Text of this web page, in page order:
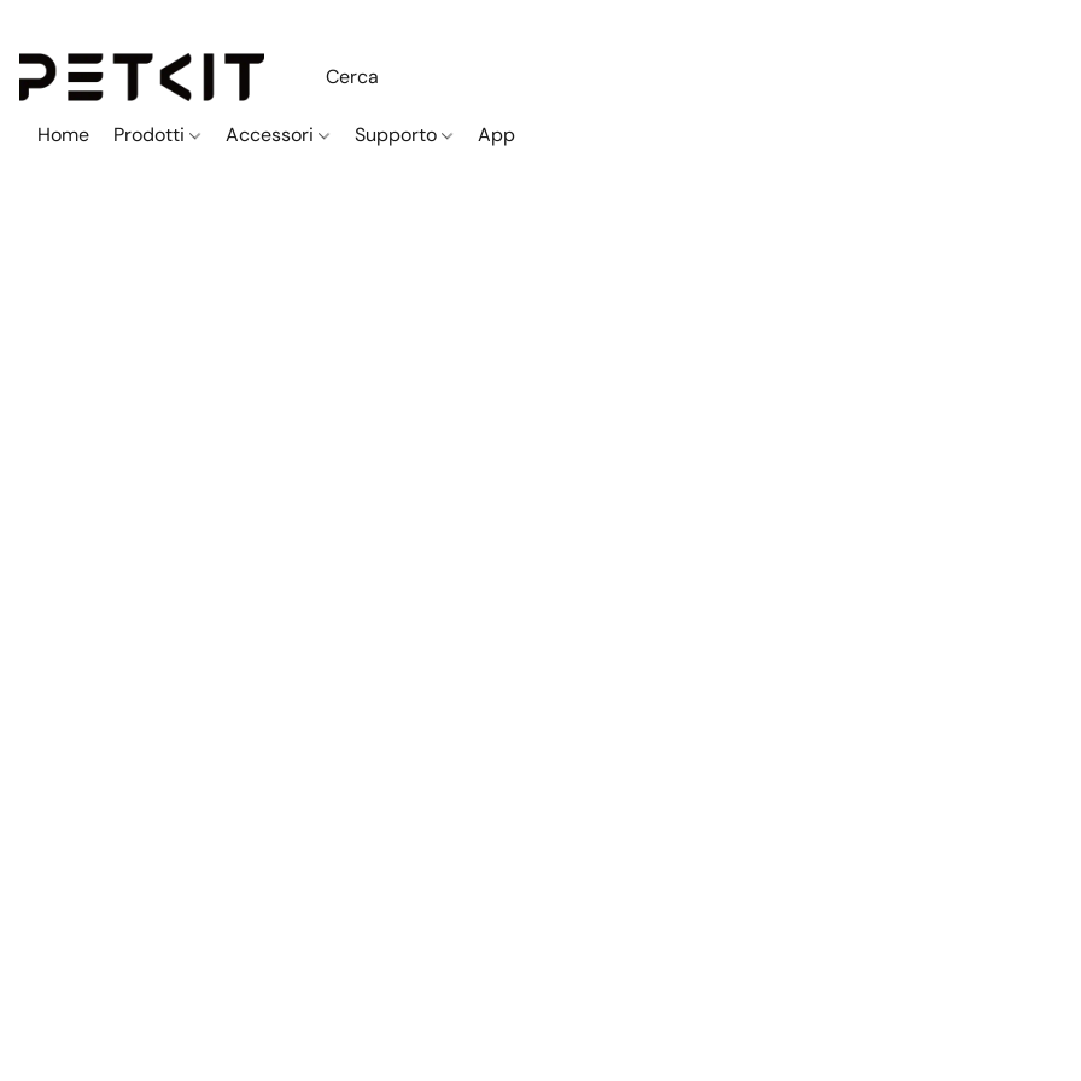
Home Prodotti Accessori Supporto App